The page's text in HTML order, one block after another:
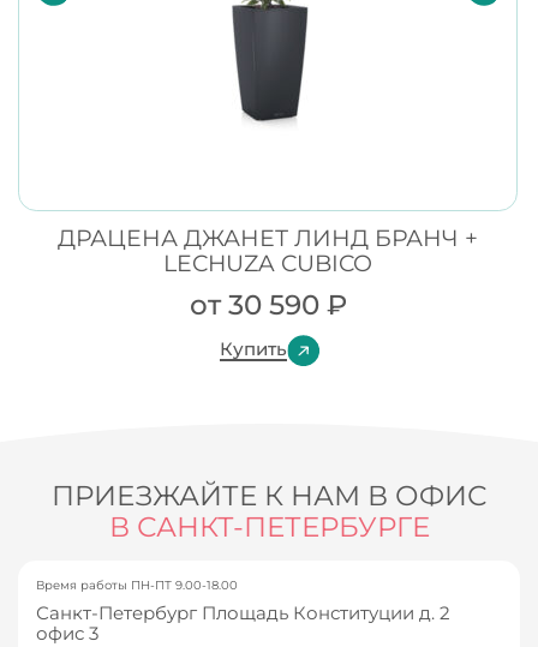
ДРАЦЕНА ДЖАНЕТ ЛИНД БРАНЧ +
LECHUZA CUBICO
от30 590 ₽
Купить
ПРИЕЗЖАЙТЕ К НАМ В ОФИС
В САНКТ-ПЕТЕРБУРГЕ
Время работы ПН-ПТ 9.00-18.00
Санкт-Петербург Площадь Конституции д. 2
офис 3